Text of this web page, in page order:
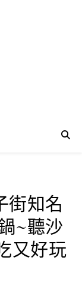
街知名
~聽沙
又好玩